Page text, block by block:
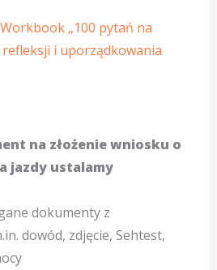
Workbook „100 pytań na
refleksji i uporządkowania
na złożenie wniosku o
jazdy ustalamy
dokumenty z
dowód, zdjęcie, Sehtest,